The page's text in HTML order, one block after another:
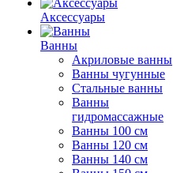
Аксессуары
Ванны
Акриловые ванны
Ванны чугунные
Стальные ванны
Ванны
гидромассажные
Ванны 100 см
Ванны 120 см
Ванны 140 см